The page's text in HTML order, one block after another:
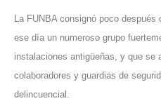
La FUNBA consignó poco
ese día un numeroso grupo
instalaciones antigüeñas, y que se
colaboradores y guardias de
delincuencial.